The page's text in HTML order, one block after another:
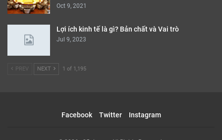
Oct 9, 2021
Lợi ích kinh tế là gì? Bản chất và Vai trò
Jul 9, 2023
PREV NEXT 1 of 1,195
Facebook Twitter Instagram